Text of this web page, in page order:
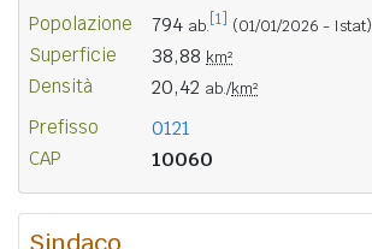
Popolazione 794 ab. [1] (01/01/2026 - Istat)
Superficie 38,88 km²
Densità 20,42 ab./km²
Prefisso 0121
CAP 10060
Sindaco